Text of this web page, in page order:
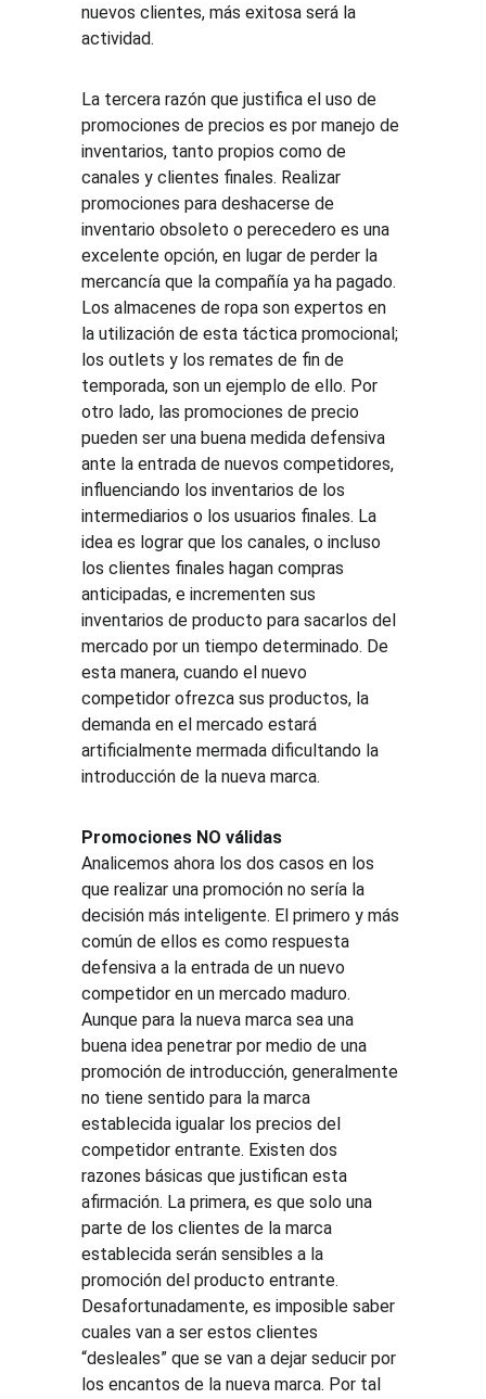
nuevos clientes, más exitosa será la
actividad.
La tercera razón que justifica el uso de
promociones de precios es por manejo de
inventarios, tanto propios como de
canales y clientes finales. Realizar
promociones para deshacerse de
inventario obsoleto o perecedero es una
excelente opción, en lugar de perder la
mercancía que la compañía ya ha pagado.
Los almacenes de ropa son expertos en
la utilización de esta táctica promocional;
los outlets y los remates de fin de
temporada, son un ejemplo de ello. Por
otro lado, las promociones de precio
pueden ser una buena medida defensiva
ante la entrada de nuevos competidores,
influenciando los inventarios de los
intermediarios o los usuarios finales. La
idea es lograr que los canales, o incluso
los clientes finales hagan compras
anticipadas, e incrementen sus
inventarios de producto para sacarlos del
mercado por un tiempo determinado. De
esta manera, cuando el nuevo
competidor ofrezca sus productos, la
demanda en el mercado estará
artificialmente mermada dificultando la
introducción de la nueva marca.
Promociones NO válidas
Analicemos ahora los dos casos en los
que realizar una promoción no sería la
decisión más inteligente. El primero y más
común de ellos es como respuesta
defensiva a la entrada de un nuevo
competidor en un mercado maduro.
Aunque para la nueva marca sea una
buena idea penetrar por medio de una
promoción de introducción, generalmente
no tiene sentido para la marca
establecida igualar los precios del
competidor entrante. Existen dos
razones básicas que justifican esta
afirmación. La primera, es que solo una
parte de los clientes de la marca
establecida serán sensibles a la
promoción del producto entrante.
Desafortunadamente, es imposible saber
cuales van a ser estos clientes
“desleales” que se van a dejar seducir por
los encantos de la nueva marca. Por tal